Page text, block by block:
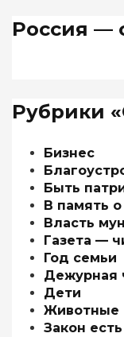
Россия —
Рубрики
Бизнес
Быть
В память
Власть
Газета —
Год семьи
Дежурная
Дети
Животные
Закон